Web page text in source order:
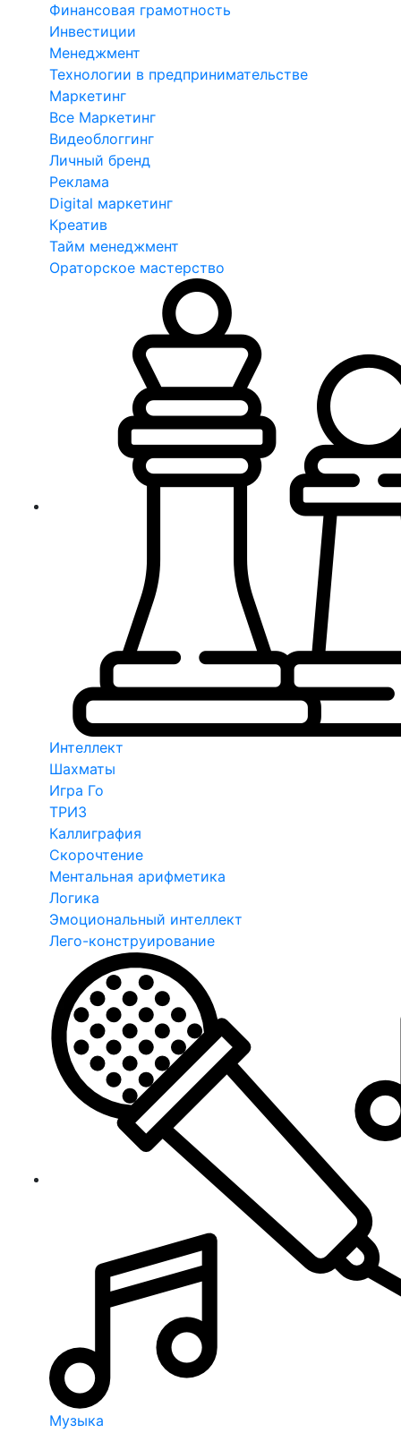
Финансовая грамотность
Инвестиции
Менеджмент
Технологии в предпринимательстве
Маркетинг
Все Маркетинг
Видеоблоггинг
Личный бренд
Реклама
Digital маркетинг
Креатив
Тайм менеджмент
Ораторское мастерство
Интеллект
Шахматы
Игра Го
ТРИЗ
Каллиграфия
Скорочтение
Ментальная арифметика
Логика
Эмоциональный интеллект
Лего-конструирование
Музыка